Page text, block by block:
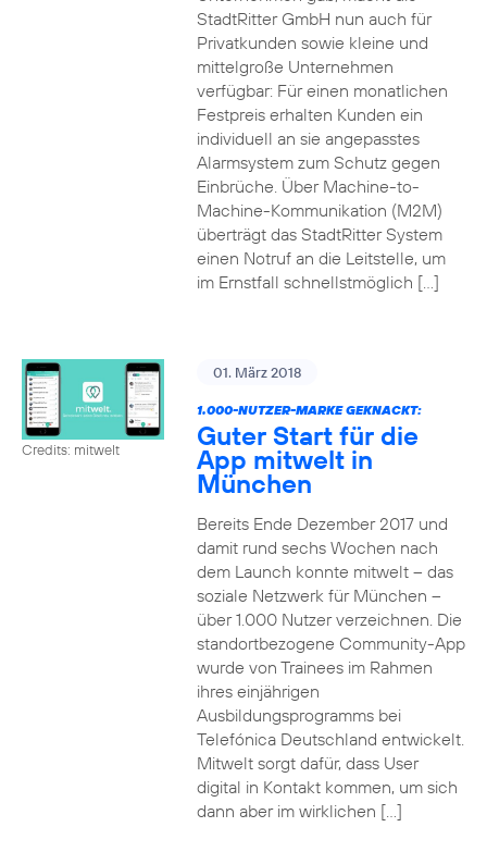
StadtRitter GmbH nun auch für
Privatkunden sowie kleine und
mittelgroße Unternehmen
verfügbar: Für einen monatlichen
Festpreis erhalten Kunden ein
individuell an sie angepasstes
Alarmsystem zum Schutz gegen
Einbrüche. Über Machine-to-
Machine-Kommunikation (M2M)
überträgt das StadtRitter System
einen Notruf an die Leitstelle, um
im Ernstfall schnellstmöglich […]
Credits: mitwelt
01. März 2018
1.000-NUTZER-MARKE GEKNACKT:
Guter Start für die
App mitwelt in
München
Bereits Ende Dezember 2017 und
damit rund sechs Wochen nach
dem Launch konnte mitwelt – das
soziale Netzwerk für München –
über 1.000 Nutzer verzeichnen. Die
standortbezogene Community-App
wurde von Trainees im Rahmen
ihres einjährigen
Ausbildungsprogramms bei
Telefónica Deutschland entwickelt.
Mitwelt sorgt dafür, dass User
digital in Kontakt kommen, um sich
dann aber im wirklichen […]